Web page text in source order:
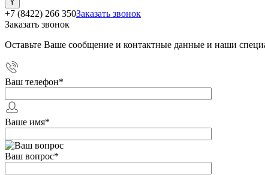
+7 (8422) 266 350Заказать звонок
Заказать звонок
Оставьте Ваше сообщение и контактные данные и наши
Ваш телефон*
Ваше имя*
Ваш вопрос*